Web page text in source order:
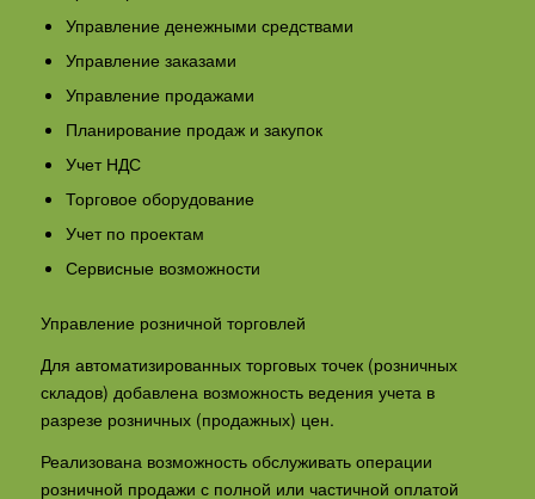
Управление денежными средствами
Управление заказами
Управление продажами
Планирование продаж и закупок
Учет НДС
Торговое оборудование
Учет по проектам
Сервисные возможности
Управление розничной торговлей
Для автоматизированных торговых точек (розничных
складов) добавлена возможность ведения учета в
разрезе розничных (продажных) цен.
Реализована возможность обслуживать операции
розничной продажи с полной или частичной оплатой